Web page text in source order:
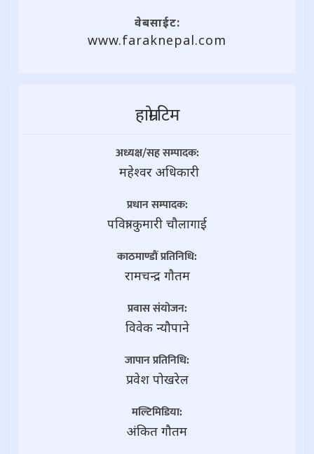
वेबसाईट:
www.faraknepal.com
हाम्राे टिम
अध्यक्ष/सह सम्पादक:
महेश्वर अधिकारी
प्रधान सम्पादक:
पवित्रा कुमारी चौलागाई
काठमाण्डौं प्रतिनिधि:
रामचन्द्र गाैतम
प्रवास संयोजन:
विवेक न्यौपाने
जापान प्रतिनिधि:
प्रवेश पोखरेल
मल्टिमिडिया:
अंकित गौतम